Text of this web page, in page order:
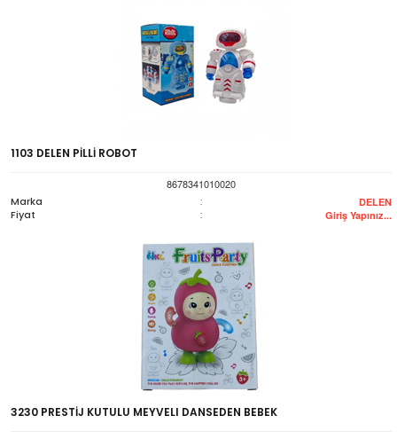
1103 DELEN PİLLİ ROBOT
8678341010020
Marka
: DELEN
Fiyat : Giriş Yapınız...
3230 PRESTİJ KUTULU MEYVELI DANSEDEN BEBEK